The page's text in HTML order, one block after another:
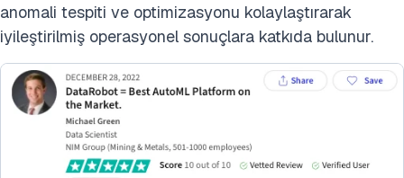
anomali tespiti ve optimizasyonu kolaylaştırarak
iyileştirilmiş operasyonel sonuçlara katkıda bulunur.